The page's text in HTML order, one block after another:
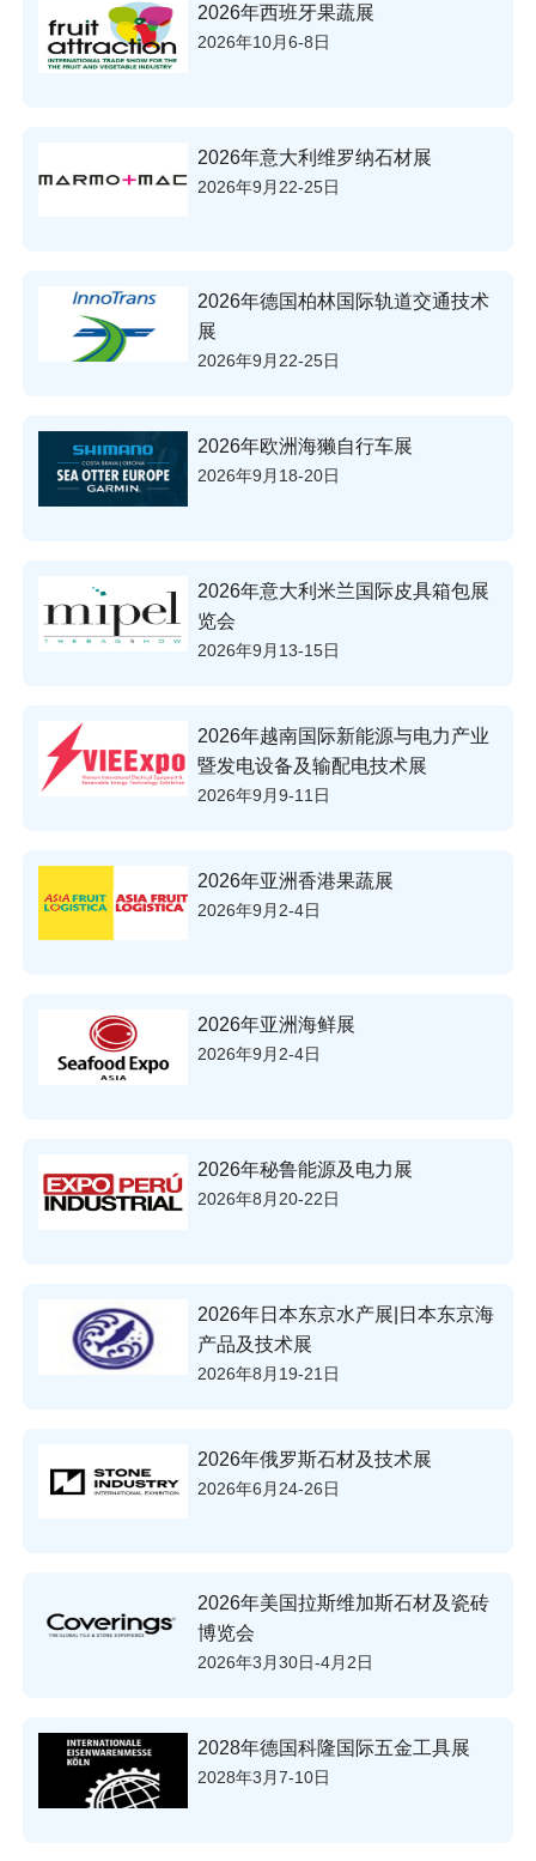
2026年西班牙果蔬展
2026年10月6-8日
2026年意大利维罗纳石材展
2026年9月22-25日
2026年德国柏林国际轨道交通技术
展
2026年9月22-25日
2026年欧洲海獭自行车展
2026年9月18-20日
2026年意大利米兰国际皮具箱包展
览会
2026年9月13-15日
2026年越南国际新能源与电力产业
暨发电设备及输配电技术展
2026年9月9-11日
2026年亚洲香港果蔬展
2026年9月2-4日
2026年亚洲海鲜展
2026年9月2-4日
2026年秘鲁能源及电力展
2026年8月20-22日
2026年日本东京水产展|日本东京海
产品及技术展
2026年8月19-21日
2026年俄罗斯石材及技术展
2026年6月24-26日
2026年美国拉斯维加斯石材及瓷砖
博览会
2026年3月30日-4月2日
2028年德国科隆国际五金工具展
2028年3月7-10日